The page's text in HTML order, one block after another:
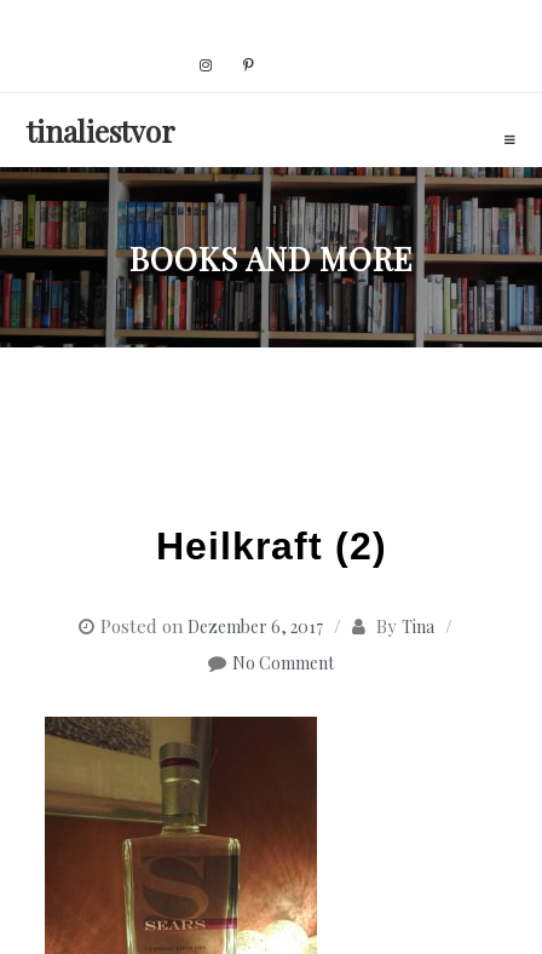
tinaliestvor
BOOKS AND MORE
Heilkraft (2)
Posted on Dezember 6, 2017 By Tina
No Comment